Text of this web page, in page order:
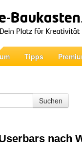
Tipps
Suchen
nach